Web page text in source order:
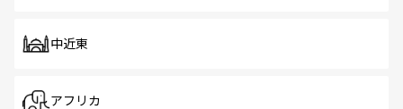
中近東
アフリカ